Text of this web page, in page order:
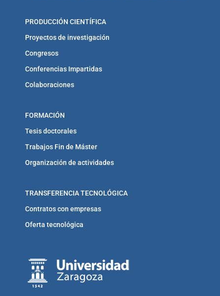
PRODUCCIÓN CIENTÍFICA
Proyectos de investigación
Congresos
Conferencias Impartidas
Colaboraciones
FORMACIÓN
Tesis doctorales
Trabajos Fin de Máster
Organización de actividades
TRANSFERENCIA TECNOLÓGICA
Contratos con empresas
Oferta tecnológica